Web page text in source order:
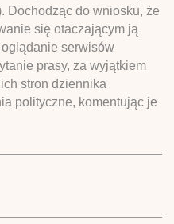
Dochodząc do wniosku, że
się otaczającym ją
serwisów
prasy, za wyjątkiem
stron dziennika
polityczne, komentując je